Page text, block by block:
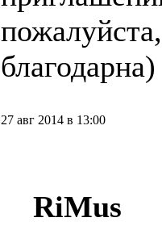
благодарна)
27 авг 2014 в 13:00
RiMus